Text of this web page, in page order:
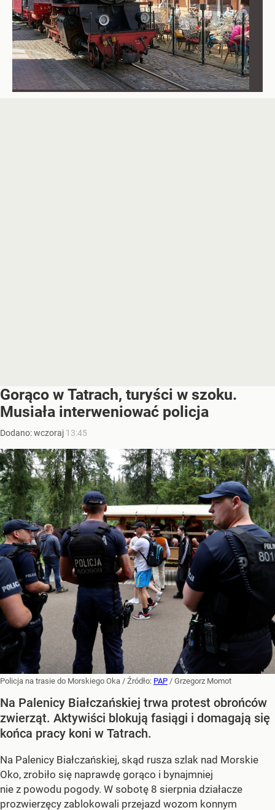
Gorąco w Tatrach, turyści w szoku.
Musiała interweniować policja
Dodano:wczoraj 13:45
Policja na trasie do Morskiego Oka / Źródło: PAP / Grzegorz Momot
Na Palenicy Białczańskiej trwa protest obrońców
zwierząt. Aktywiści blokują fasiągi i domagają się
końca pracy koni w Tatrach.
Na Palenicy Białczańskiej, skąd rusza szlak nad Morskie
Oko, zrobiło się naprawdę gorąco i bynajmniej
nie z powodu pogody. W sobotę 8 sierpnia działacze
prozwierzęcy zablokowali przejazd wozom konnym